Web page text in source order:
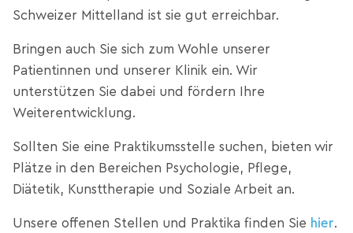
Schweizer Mittelland ist sie gut erreichbar.
Bringen auch Sie sich zum Wohle unserer
Patientinnen und unserer Klinik ein. Wir
unterstützen Sie dabei und fördern Ihre
Weiterentwicklung.
Sollten Sie eine Praktikumsstelle suchen, bieten wir
Plätze in den Bereichen Psychologie, Pflege,
Diätetik, Kunsttherapie und Soziale Arbeit an.
Unsere offenen Stellen und Praktika finden Sie hier.